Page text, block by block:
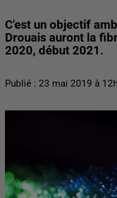
C'est un objectif
Drouais auront la
2020, début 2021.
Publié : 23 mai 2019 à